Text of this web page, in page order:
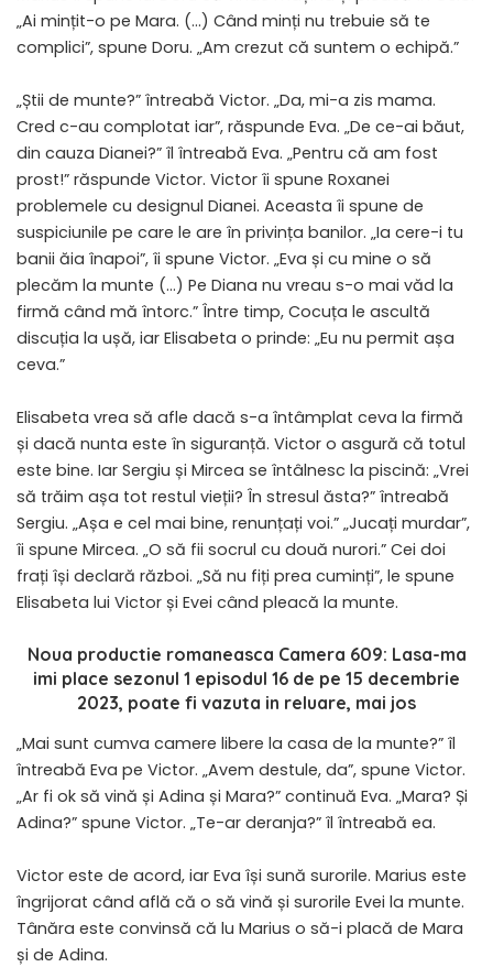
„Ai mințit-o pe Mara. (…) Când minți nu trebuie să te
complici”, spune Doru. „Am crezut că suntem o echipă.”
„Știi de munte?” întreabă Victor. „Da, mi-a zis mama.
Cred c-au complotat iar”, răspunde Eva. „De ce-ai băut,
din cauza Dianei?” îl întreabă Eva. „Pentru că am fost
prost!” răspunde Victor. Victor îi spune Roxanei
problemele cu designul Dianei. Aceasta îi spune de
suspiciunile pe care le are în privința banilor. „Ia cere-i tu
banii ăia înapoi”, îi spune Victor. „Eva și cu mine o să
plecăm la munte (…) Pe Diana nu vreau s-o mai văd la
firmă când mă întorc.” Între timp, Cocuța le ascultă
discuția la ușă, iar Elisabeta o prinde: „Eu nu permit așa
ceva.”
Elisabeta vrea să afle dacă s-a întâmplat ceva la firmă
și dacă nunta este în siguranță. Victor o asgură că totul
este bine. Iar Sergiu și Mircea se întâlnesc la piscină: „Vrei
să trăim așa tot restul vieții? În stresul ăsta?” întreabă
Sergiu. „Așa e cel mai bine, renunțați voi.” „Jucați murdar”,
îi spune Mircea. „O să fii socrul cu două nurori.” Cei doi
frați își declară război. „Să nu fiți prea cuminți”, le spune
Elisabeta lui Victor și Evei când pleacă la munte.
Noua productie romaneasca Camera 609: Lasa-ma
imi place sezonul 1 episodul 16 de pe 15 decembrie
2023, poate fi vazuta in reluare, mai jos
„Mai sunt cumva camere libere la casa de la munte?” îl
întreabă Eva pe Victor. „Avem destule, da”, spune Victor.
„Ar fi ok să vină și Adina și Mara?” continuă Eva. „Mara? Și
Adina?” spune Victor. „Te-ar deranja?” îl întreabă ea.
Victor este de acord, iar Eva își sună surorile. Marius este
îngrijorat când află că o să vină și surorile Evei la munte.
Tânăra este convinsă că lu Marius o să-i placă de Mara
și de Adina.